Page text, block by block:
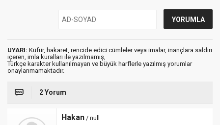
UYARI: Küfür, hakaret, rencide edici cümleler veya imalar, inançlara saldırı
içeren, imla kuralları ile yazılmamış,
Türkçe karakter kullanılmayan ve büyük harflerle yazılmış yorumlar
onaylanmamaktadır.
2 Yorum
Hakan / null